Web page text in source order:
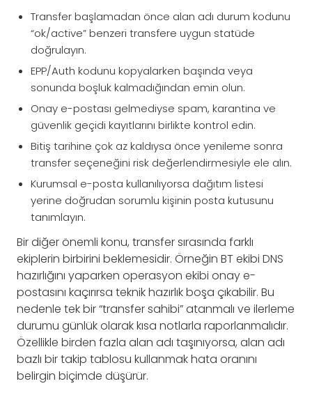
Transfer başlamadan önce alan adı durum kodunu
“ok/active” benzeri transfere uygun statüde
doğrulayın.
EPP/Auth kodunu kopyalarken başında veya
sonunda boşluk kalmadığından emin olun.
Onay e-postası gelmediyse spam, karantina ve
güvenlik geçidi kayıtlarını birlikte kontrol edin.
Bitiş tarihine çok az kaldıysa önce yenileme sonra
transfer seçeneğini risk değerlendirmesiyle ele alın.
Kurumsal e-posta kullanılıyorsa dağıtım listesi
yerine doğrudan sorumlu kişinin posta kutusunu
tanımlayın.
Bir diğer önemli konu, transfer sırasında farklı
ekiplerin birbirini beklemesidir. Örneğin BT ekibi DNS
hazırlığını yaparken operasyon ekibi onay e-
postasını kaçırırsa teknik hazırlık boşa çıkabilir. Bu
nedenle tek bir “transfer sahibi” atanmalı ve ilerleme
durumu günlük olarak kısa notlarla raporlanmalıdır.
Özellikle birden fazla alan adı taşınıyorsa, alan adı
bazlı bir takip tablosu kullanmak hata oranını
belirgin biçimde düşürür.